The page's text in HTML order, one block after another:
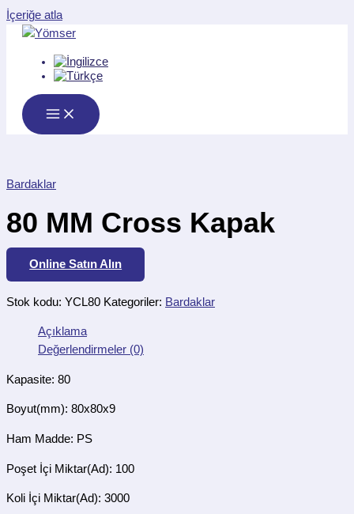
İçeriğe atla
Bardaklar
80 MM Cross Kapak
Online Satın Alın
Stok kodu: YCL80 Kategoriler: Bardaklar
Açıklama
Değerlendirmeler (0)
Kapasite: 80
Boyut(mm): 80x80x9
Ham Madde: PS
Poşet İçi Miktar(Ad): 100
Koli İçi Miktar(Ad): 3000